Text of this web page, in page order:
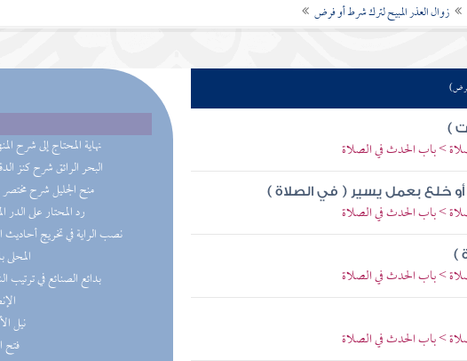
زوال العذر المبيح لترك شرط أو فرض
(12) نهاية المحتاج إلى شرح
(11) البحر الرائق شرح كنز
(9) منح الجليل شرح
(8) رد المحتار على الدر
(7) نصب الراية في تخريج أحاديث
(7)
(6) بدائع الصنائع في ترتيب
(5)
(5) نيل
(4)
فرض)
)
> باب الحدث في الصلاة
خلع بعمل يسير ( في الصلاة )
> باب الحدث في الصلاة
)
> باب الحدث في الصلاة
> باب الحدث في الصلاة